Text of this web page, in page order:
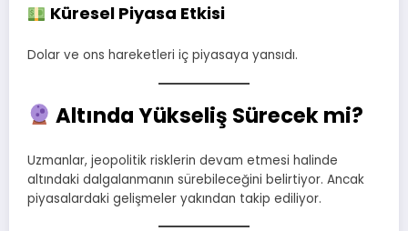
Küresel Piyasa Etkisi
Dolar ve ons hareketleri iç piyasaya yansıdı.
Altında Yükseliş Sürecek mi?
Uzmanlar, jeopolitik risklerin devam etmesi halinde
altındaki dalgalanmanın sürebileceğini belirtiyor. Ancak
piyasalardaki gelişmeler yakından takip ediliyor.